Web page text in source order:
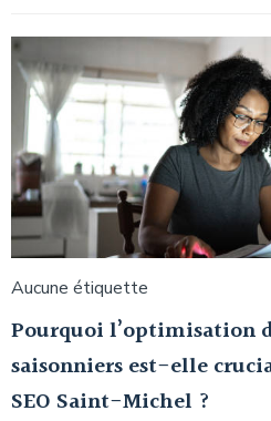
Aucune étiquette
Pourquoi l’optimisation
saisonniers est-elle
SEO Saint-Michel ?